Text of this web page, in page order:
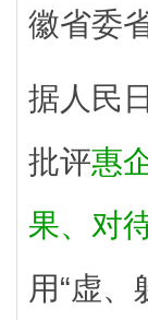
徽省委
据人民
批评惠
果、对
用“虚